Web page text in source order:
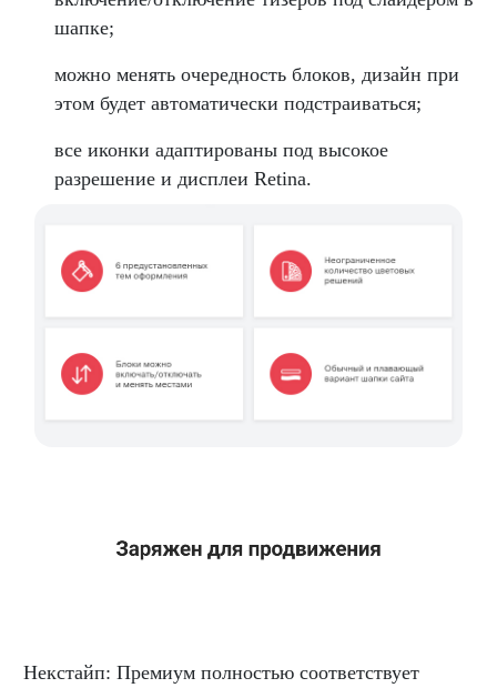
шапке;
можно менять очередность блоков, дизайн при
этом будет автоматически подстраиваться;
все иконки адаптированы под высокое
разрешение и дисплеи Retina.
Некстайп: Премиум полностью соответствует